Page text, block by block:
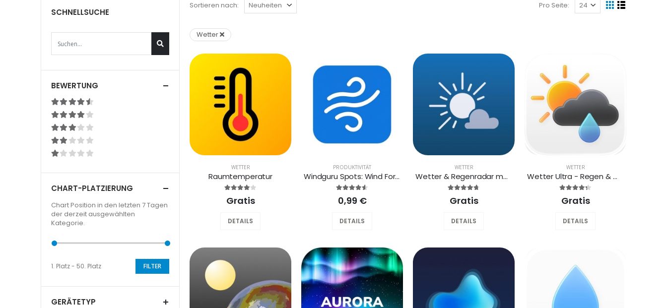
Sortieren nach: Pro Seite:
Wetter
WETTER
Raumtemperatur
Gratis
DETAILS
PRODUKTIVITÄT
Windguru Spots: Wind Forecasts
0,99 €
DETAILS
WETTER
Wetter & Regenradar meteoblue
Gratis
DETAILS
WETTER
Wetter Ultra - Regen & Widgets
Gratis
DETAILS
SCHNELLSUCHE
BEWERTUNG
CHART-PLATZIERUNG
Chart Position in den letzten 7 Tagen
der derzeit ausgewählten
Kategorie.
1. Platz - 50. Platz FILTER
GERÄTETYP